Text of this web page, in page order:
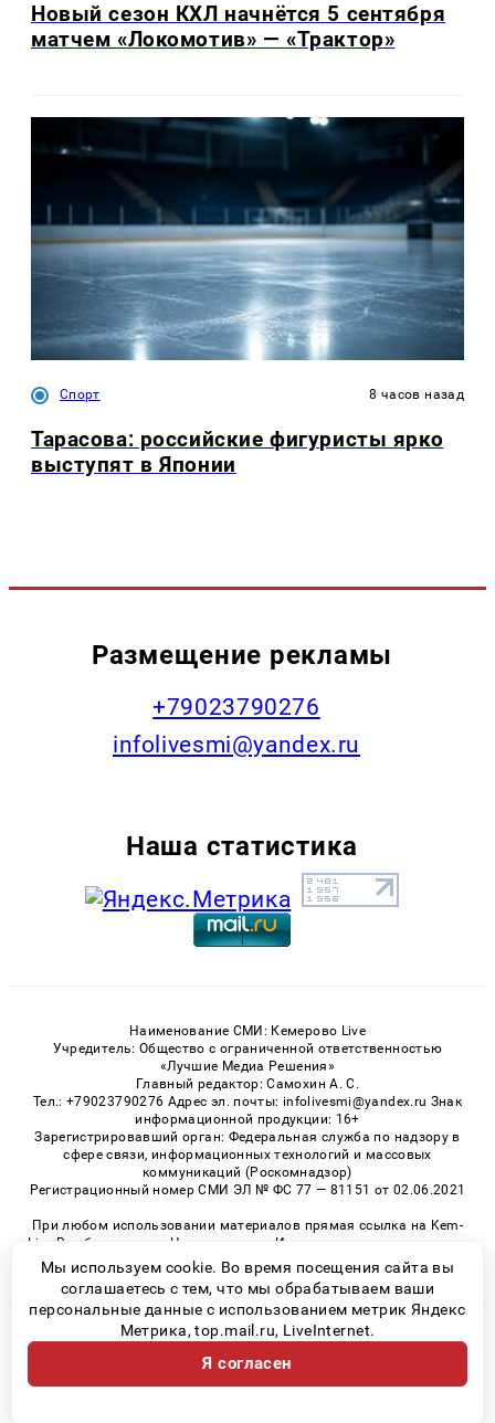
Новый сезон КХЛ начнётся 5 сентября
матчем «Локомотив» — «Трактор»
Спорт 8 часов назад
Тарасова: российские фигуристы ярко
выступят в Японии
Размещение рекламы
+79023790276
infolivesmi@yandex.ru
Наша статистика
Наименование СМИ: Кемерово Live
Учредитель: Общество с ограниченной ответственностью
«Лучшие Медиа Решения»
Главный редактор: Самохин А. С.
Тел.: +79023790276 Адрес эл. почты: infolivesmi@yandex.ru Знак
информационной продукции: 16+
Зарегистрировавший орган: Федеральная служба по надзору в
сфере связи, информационных технологий и массовых
коммуникаций (Роскомнадзор)
Регистрационный номер СМИ ЭЛ № ФС 77 — 81151 от 02.06.2021
При любом использовании материалов прямая ссылка на Kem-
Live.Ru обязательна. Цитирование в Интернете возможно только
при наличии письменного разрешения.
© 2026 «Kem-Live» | Все права защищены
Возрастная категория сайта 16+
Политика конфиденциальности
Мы используем cookie. Во время посещения сайта вы
соглашаетесь с тем, что мы обрабатываем ваши
персональные данные с использованием метрик Яндекс
Метрика, top.mail.ru, LiveInternet.
Я согласен